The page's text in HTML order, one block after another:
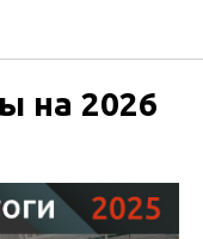
на 2026